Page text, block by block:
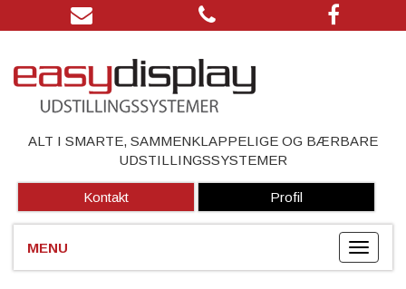
ALT I SMARTE, SAMMENKLAPPELIGE OG BÆRBARE
UDSTILLINGSSYSTEMER
Kontakt Profil